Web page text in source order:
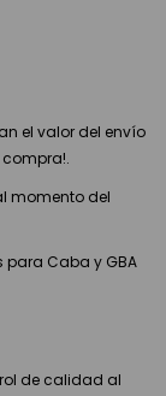
el valor del envío
momento del
Caba y GBA
de calidad al